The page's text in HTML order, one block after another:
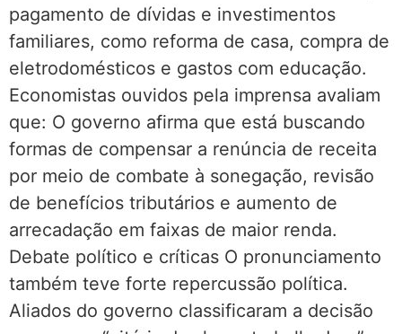
pagamento de dívidas e investimentos
familiares, como reforma de casa, compra de
eletrodomésticos e gastos com educação.
Economistas ouvidos pela imprensa avaliam
que: O governo afirma que está buscando
formas de compensar a renúncia de receita
por meio de combate à sonegação, revisão
de benefícios tributários e aumento de
arrecadação em faixas de maior renda.
Debate político e críticas O pronunciamento
também teve forte repercussão política.
Aliados do governo classificaram a decisão